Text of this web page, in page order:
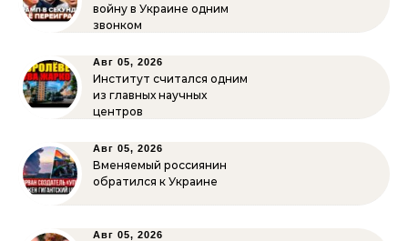
войну в Украине одним
звонком
Авг 05, 2026
Институт считался одним
из главных научных
центров
Авг 05, 2026
Вменяемый россиянин
обратился к Украине
Авг 05, 2026